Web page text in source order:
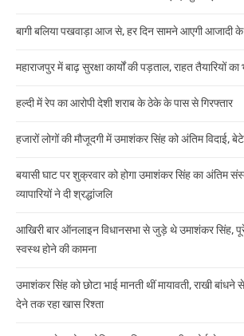
बागी बलिया पखवाड़ा आज से, हर दिन सामने आएगी आजादी
महाराजपुर में बाढ़ सुरक्षा कार्यों की पड़ताल, राहत तैयारियों
हल्दी में रेप का आरोपी देशी शराब के ठेके के पास से गिरफ्तार
हजारों लोगों की मौजूदगी में उमाशंकर सिंह को अंतिम विदाई,
बयासी घाट पर शुक्रवार को होगा उमाशंकर सिंह का अंतिम
व्यापारियों ने दी श्रद्धांजलि
आखिरी बार ऑनलाइन विधानसभा से जुड़े थे उमाशंकर सिंह,
स्वस्थ होने की कामना
उमाशंकर सिंह को छोटा भाई मानती थीं मायावती, राखी बांधने
देने तक रहा खास रिश्ता